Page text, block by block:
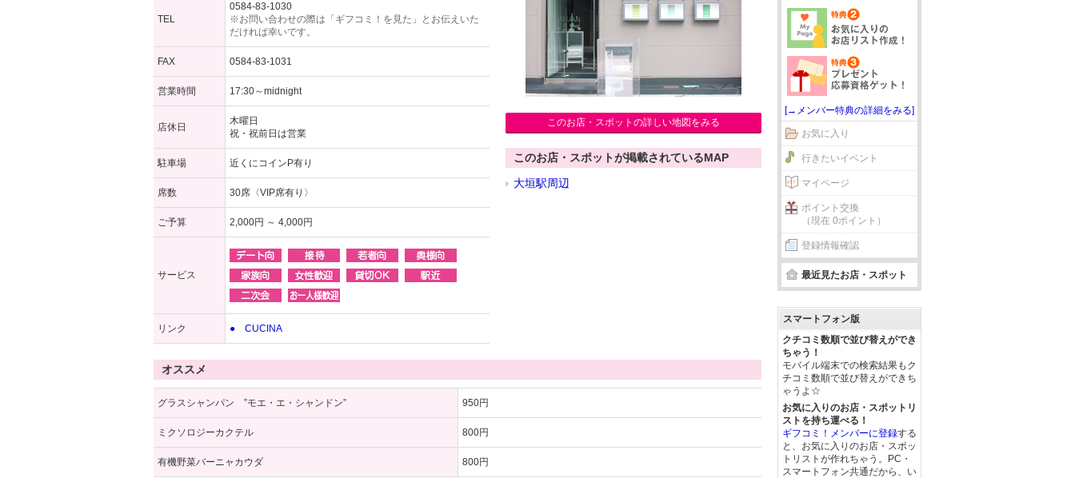
TEL
0584-83-1030
※お問い合わせの際は「ギフコミ！を見た」とお伝えいた
だければ幸いです。
FAX 0584-83-1031
営業時間 17:30～midnight
店休日
木曜日
祝・祝前日は営業
駐車場 近くにコインP有り
席数 30席〈VIP席有り〉
ご予算 2,000円 ～ 4,000円
サービス
リンク ● CUCINA
このお店・スポットの詳しい地図をみる
このお店・スポットが掲載されているMAP
大垣駅周辺
オススメ
グラスシャンパン ”モエ・エ・シャンドン” 950円
ミクソロジーカクテル 800円
有機野菜バーニャカウダ 800円
[→メンバー特典の詳細をみる]
お気に入り
行きたいイベント
マイページ
ポイント交換
（現在 0ポイント）
登録情報確認
最近見たお店・スポット
スマートフォン版
クチコミ数順で並び替えができ
ちゃう！
モバイル端末での検索結果もク
チコミ数順で並び替えができち
ゃうよ☆
お気に入りのお店・スポットリ
ストを持ち運べる！
ギフコミ！メンバーに登録する
と、お気に入りのお店・スポッ
トリストが作れちゃう。PC・
スマートフォン共通だから、い